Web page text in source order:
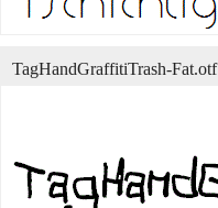
TagHandGraffitiTrash-Fat.otf